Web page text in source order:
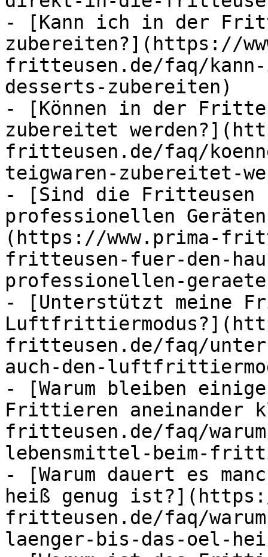
- [Kann ich in der
zubereiten?](https://
fritteusen.de/faq/
desserts-zubereiten)
- [Können in der
zubereitet
fritteusen.de/faq/
teigwaren-zubereitet-
- [Sind die Fritteusen
professionellen
(https://www.prima-
fritteusen-fuer-den-
professionellen-
- [Unterstützt meine
fritteusen.de/faq/
auch-den-
- [Warum bleiben
Frittieren aneinander
fritteusen.de/faq/
lebensmittel-beim-
- [Warum dauert es
heiß genug
fritteusen.de/faq/
laenger-bis-das-oel-